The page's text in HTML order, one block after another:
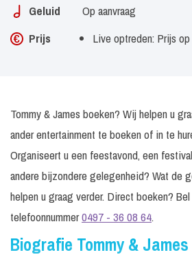
Geluid
Op aanvraag
Prijs
Live optreden: Prijs op
Tommy & James boeken? Wij helpen u
ander entertainment te boeken of in te
Organiseert u een feestavond, een
andere bijzondere gelegenheid? Wat de
helpen u graag verder. Direct boeken?
telefoonnummer0497 - 36 08 64.
Biografie Tommy & James